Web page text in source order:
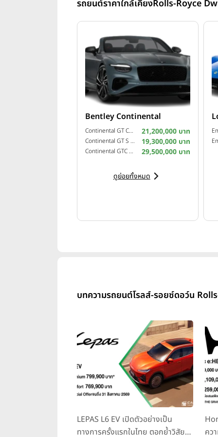
รถยนต์ราคาใกล้เคียงRolls-Royce
Bentley Continental
Continental GT Convertible S ปี 2026 21,200,000 บาท
Continental GT S ปี 2026 19,300,000 บาท
Continental GTC Speed ปี 2025 29,500,000 บาท
ดูย่อยทั้งหมด
บทความรถยนต์โรลส์-รอยซ์ดอว์น
LEPAS L6 EV เปิดตัวอย่างเป็น
ทางการครั้งแรกในไทย ตอกย้ำวิสัย
คว